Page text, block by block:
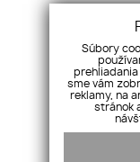
Súbory
sme vám
reklamy, na
stránok